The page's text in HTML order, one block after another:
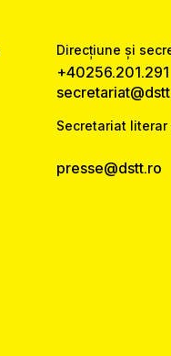
Direcțiune și
+40256.201.291
Secretariat
presse@dstt.ro